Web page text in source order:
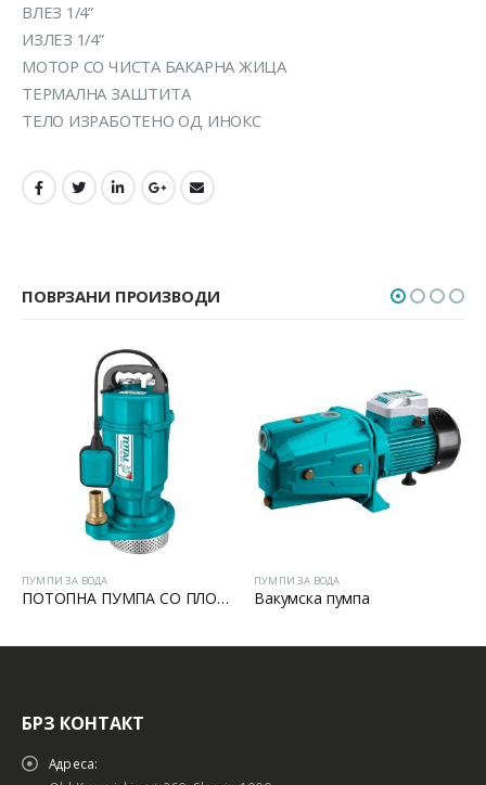
ВЛЕЗ 1/4”
ИЗЛЕЗ 1/4”
МОТОР СО ЧИСТА БАКАРНА ЖИЦА
ТЕРМАЛНА ЗАШТИТА
ТЕЛО ИЗРАБОТЕНО ОД ИНОКС
ПОВРЗАНИ ПРОИЗВОДИ
ПУМПИ ЗА ВОДА
ПОТОПНА ПУМПА СО ПЛОВАК 370W
ПУМПИ ЗА ВОДА
Вакумска пумпа
БРЗ КОНТАКТ
Адреса: